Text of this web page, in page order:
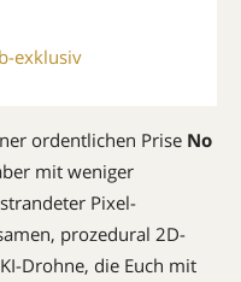
exklusiv
ordentlichen Prise No
mit weniger
Pixel-
prozedural 2D-
Drohne, die Euch mit